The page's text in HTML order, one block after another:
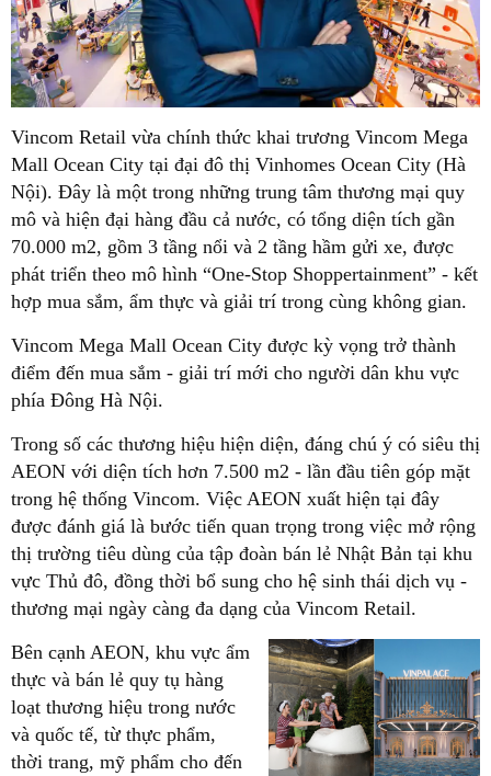
Vincom Retail vừa chính thức khai trương Vincom Mega
Mall Ocean City tại đại đô thị Vinhomes Ocean City (Hà
Nội). Đây là một trong những trung tâm thương mại quy
mô và hiện đại hàng đầu cả nước, có tổng diện tích gần
70.000 m2, gồm 3 tầng nổi và 2 tầng hầm gửi xe, được
phát triển theo mô hình “One-Stop Shoppertainment” - kết
hợp mua sắm, ẩm thực và giải trí trong cùng không gian.
Vincom Mega Mall Ocean City được kỳ vọng trở thành
điểm đến mua sắm - giải trí mới cho người dân khu vực
phía Đông Hà Nội.
Trong số các thương hiệu hiện diện, đáng chú ý có siêu thị
AEON với diện tích hơn 7.500 m2 - lần đầu tiên góp mặt
trong hệ thống Vincom. Việc AEON xuất hiện tại đây
được đánh giá là bước tiến quan trọng trong việc mở rộng
thị trường tiêu dùng của tập đoàn bán lẻ Nhật Bản tại khu
vực Thủ đô, đồng thời bổ sung cho hệ sinh thái dịch vụ -
thương mại ngày càng đa dạng của Vincom Retail.
Bên cạnh AEON, khu vực ẩm
thực và bán lẻ quy tụ hàng
loạt thương hiệu trong nước
và quốc tế, từ thực phẩm,
thời trang, mỹ phẩm cho đến